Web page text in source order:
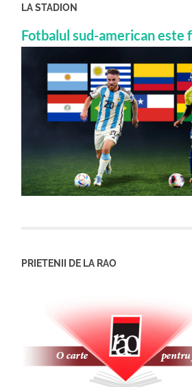
LA STADION
Fotbalul sud-american este
PRIETENII DE LA RAO